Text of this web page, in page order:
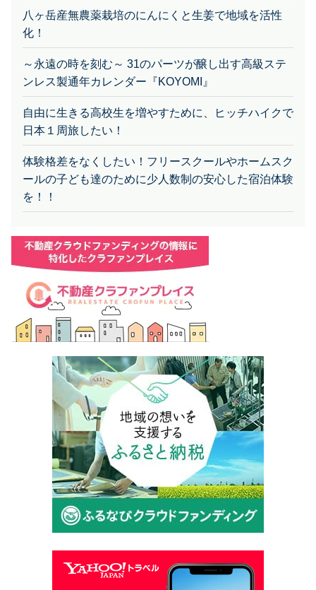
八ヶ岳産無農薬栽培のにんにくと生姜で地域を活性
化！
～永遠の時を刻む～ 31のパーツが醸し出す高級ステ
ンレス製通年カレンダー『KOYOMI』
自由に生きる高校生を増やすために、ヒッチハイクで
日本１周旅したい！
体験格差をなくしたい！フリースクールやホームスク
ールの子ども達のために少人数制の安心した宿泊体験
を！！